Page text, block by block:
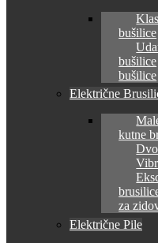
bušilice
bušilice
bušilice
Električne
kutne
za
Električne Pile